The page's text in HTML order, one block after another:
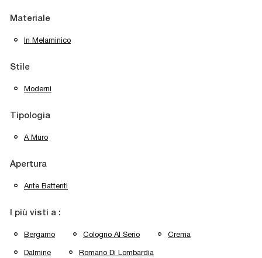
Materiale
In Melaminico
Stile
Moderni
Tipologia
A Muro
Apertura
Ante Battenti
I più visti a :
Bergamo Cologno Al Serio Crema
Dalmine Romano Di Lombardia